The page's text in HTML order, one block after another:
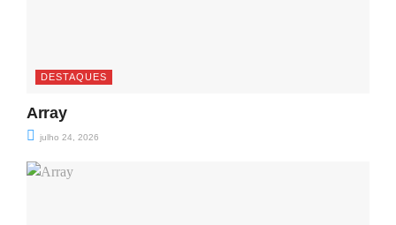
DESTAQUES
Array
julho 24, 2026